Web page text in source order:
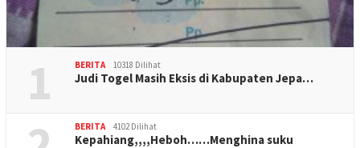
1 BERITA 10318 Dilihat
Judi Togel Masih Eksis di Kabupaten Jepa…
BERITA 4102 Dilihat
Kepahiang,,,,Heboh……Menghina suku